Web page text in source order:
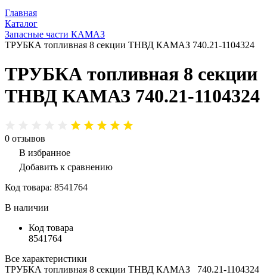
Главная
Каталог
Запасные части КАМАЗ
ТРУБКА топливная 8 секции ТНВД КАМАЗ 740.21-1104324
ТРУБКА топливная 8 секции
ТНВД КАМАЗ 740.21-1104324
0 отзывов
В избранное
Добавить к сравнению
Код товара: 8541764
В наличии
Код товара
8541764
Все характеристики
ТРУБКА топливная 8 секции ТНВД КАМАЗ 740.21-1104324